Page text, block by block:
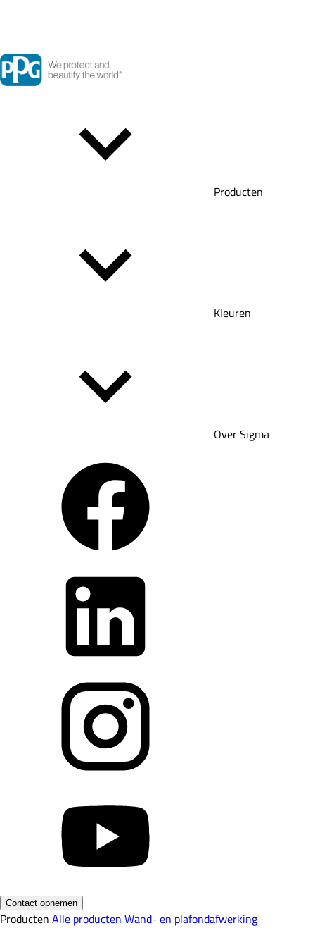
Producten
Kleuren
Over Sigma
Contact opnemen
Producten Alle producten Wand- en plafondafwerking